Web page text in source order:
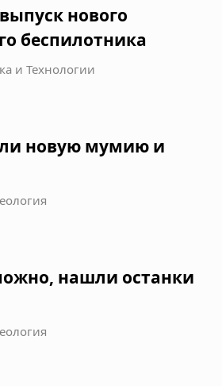
нового
беспилотника
и Технологии
новую мумию и
нашли останки